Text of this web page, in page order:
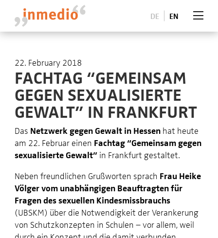
DE EN
22. February 2018
FACHTAG “GEMEINSAM
GEGEN SEXUALISIERTE
GEWALT” IN FRANKFURT
Das Netzwerk gegen Gewalt in Hessen hat heute
am 22. Februar einen Fachtag “Gemeinsam gegen
sexualisierte Gewalt” in Frankfurt gestaltet.
Neben freundlichen Grußworten sprach Frau Heike
Völger vom unabhängigen Beauftragten für
Fragen des sexuellen Kindesmissbrauchs
(UBSKM) über die Notwendigkeit der Verankerung
von Schutzkonzepten in Schulen – vor allem, weil